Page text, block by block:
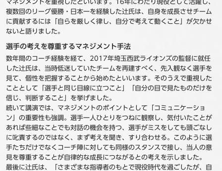
マネジメントを重視したといいます。16年にわたり現役として活躍し、
複数回のリーグ優勝・日本一を経験した辻氏は、自身を成長させチーム
に貢献するには「自らを厳しく律し、自分で考えて動くこと」が欠かせ
ないと語りました。
選手の考えを尊重するマネジメント手法
数年間のコーチ経験を経て、2017年埼玉西武ライオンズの監督に就任
した辻氏は、当時低迷していたチームを再建すべく、先入観なく選手を
見て、個性を把握することから始めたといいます。そのうえで重視した
こととして「選手と同じ目線に立つこと」「自分の目で見たものだけを
信じ、判断すること」を挙げました。
続いて講演では、マネジメントのポイントとして「コミュニケーショ
ン」の重要性も強調。選手一人ひとりをつねに観察し、気付いたことが
あれば些細なことでも対話の機会を持つ、選手がミスをしても頭ごなし
に叱責するのではなく、まず考えを聞き、すり合わせる。このように選
手たちだけでなくコーチ陣に対しても同様のスタンスで接し、当人の意
見を尊重することが自律的な成長につながるとの考えを示しました。
最後に辻氏は、「さまざまな指導者のもとで現役時代を過ごしたが、自